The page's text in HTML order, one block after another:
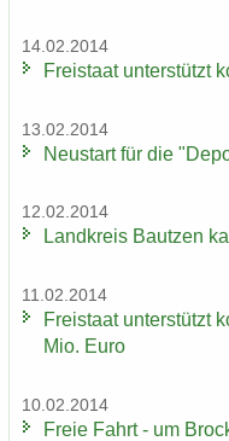
14.02.2014
Frei­staat un­ter­stützt
13.02.2014
Neu­start für die
12.02.2014
Land­kreis Baut­zen
11.02.2014
Frei­staat un­ter­stützt
Mio. Euro
10.02.2014
Freie Fahrt - um